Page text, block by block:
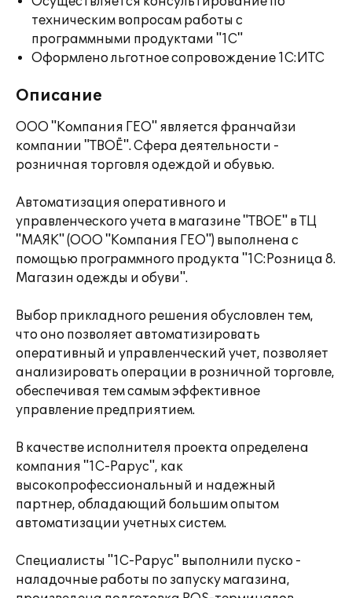
техническим вопросам работы с
программными продуктами "1С"
Оформлено льготное сопровождение 1С:ИТС
Описание
ООО "Компания ГЕО" является франчайзи
компании "ТВОЁ". Сфера деятельности -
розничная торговля одеждой и обувью.
Автоматизация оперативного и
управленческого учета в магазине "ТВОЕ" в ТЦ
"МАЯК" (ООО "Компания ГЕО") выполнена с
помощью программного продукта "1C:Розница 8.
Магазин одежды и обуви".
Выбор прикладного решения обусловлен тем,
что оно позволяет автоматизировать
оперативный и управленческий учет, позволяет
анализировать операции в розничной торговле,
обеспечивая тем самым эффективное
управление предприятием.
В качестве исполнителя проекта определена
компания "1С-Рарус", как
высокопрофессиональный и надежный
партнер, обладающий большим опытом
автоматизации учетных систем.
Специалисты "1С-Рарус" выполнили пуско -
наладочные работы по запуску магазина,